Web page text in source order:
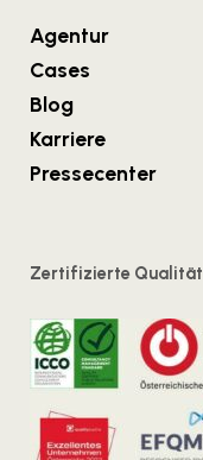
Agentur
Cases
Blog
Karriere
Pressecenter
Zertifizierte Qualität